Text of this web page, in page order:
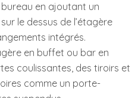
en ajoutant un
le dessus de l’étagère
intégrés.
en buffet ou bar en
coulissantes, des tiroirs et
comme un porte-